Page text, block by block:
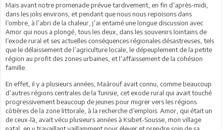
Mais avant notre promenade prévue tardivement, en fin d’après-midi,
dans les jolis environs, et pendant que nous nous repoisons dans
l’ombre, à l’abri de la chaleur, j’ai entamé une longue discussion avec
Amor qui nous a plongé, tous les deux, dans les souvenirs lointains de
l’exode rural et ses actuelles conséquences régionales désastreuses, tels
que le délaissement de l’agriculture locale, le dépeuplement de la petite
région au profit des zones urbaines, et l’affaissement de la cohésion
famille.
En effet, il y a plusieurs années, Maârouf avait connu, comme beaucoup
d’autres régions centrales de la Tunisie, cet exode rural qui avait touché
progressivement beaucoup de jeunes pour migrer vers les régions
côtières de la zone littorale, à la recherche d’emplois. Amor, qui était un
de ceux-là, avait vécu plusieurs années à Ksibet-Sousse, mon village